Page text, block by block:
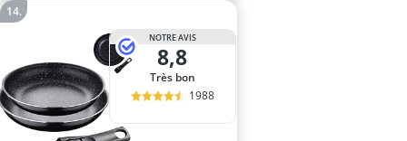
NOTRE AVIS
8,8
Très bon
1988